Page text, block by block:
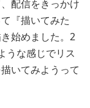
配信をきっかけ
『描いてみた
始めました。2
うな感じでリス
いてみようって